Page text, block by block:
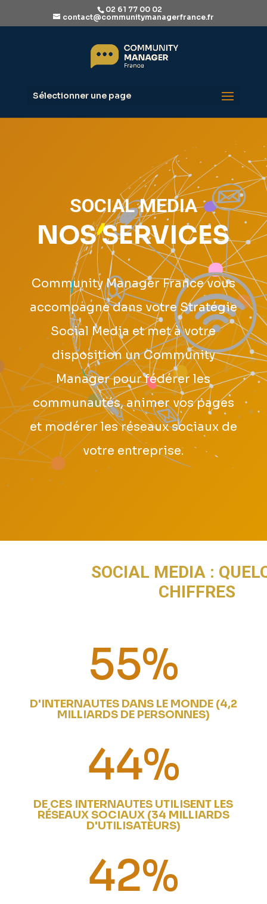
02 61 77 00 02
contact@communitymanagerfrance.fr
Sélectionner une page
SOCIAL MEDIA
NOS SERVICES
Community Manager France vous
accompagne dans votre Stratégie
Social Media et met à votre
disposition un Community
Manager pour fédérer les
communautés, animer vos pages
et modérer les réseaux sociaux de
votre entreprise.
SOCIAL MEDIA :
CHIFFRES
55%
D'INTERNAUTES DANS LE MONDE (4,2
MILLIARDS DE PERSONNES)
44%
DE CES INTERNAUTES UTILISENT LES
RÉSEAUX SOCIAUX (34 MILLIARDS
D'UTILISATEURS)
42%